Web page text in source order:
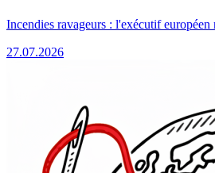
Incendies ravageurs : l'exécutif européen
27.07.2026